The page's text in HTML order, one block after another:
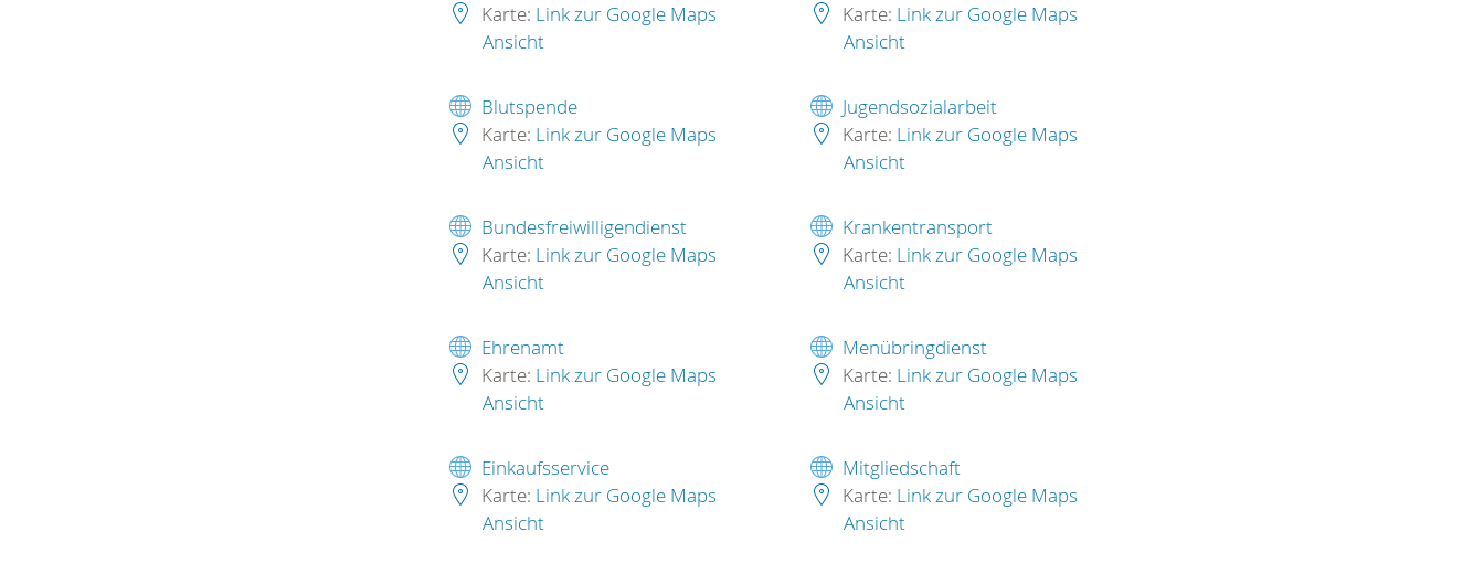
Karte: Link zur Google Maps
Ansicht
Blutspende
Karte: Link zur Google Maps
Ansicht
Bundesfreiwilligendienst
Karte: Link zur Google Maps
Ansicht
Ehrenamt
Karte: Link zur Google Maps
Ansicht
Einkaufsservice
Karte: Link zur Google Maps
Ansicht
Karte: Link zur Google Maps
Ansicht
Jugendsozialarbeit
Karte: Link zur Google Maps
Ansicht
Krankentransport
Karte: Link zur Google Maps
Ansicht
Menübringdienst
Karte: Link zur Google Maps
Ansicht
Mitgliedschaft
Karte: Link zur Google Maps
Ansicht